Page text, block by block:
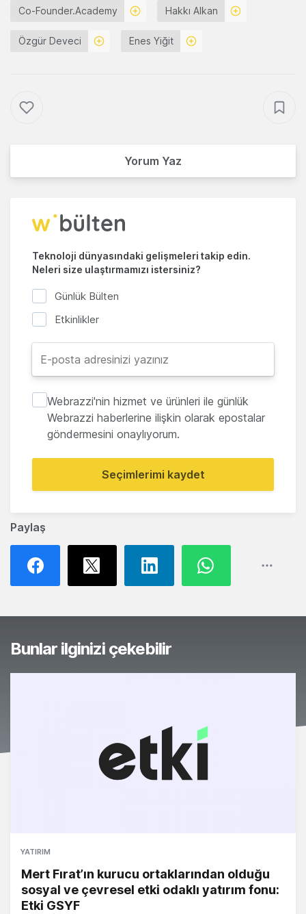
Paylaş
Co-Founder.Academy Hakkı Alkan
Özgür Deveci Enes Yiğit
Yorum Yaz
Teknoloji dünyasındaki gelişmeleri takip edin.
Neleri size ulaştırmamızı istersiniz?
Günlük Bülten
Etkinlikler
Webrazzi'nin hizmet ve ürünleri ile günlük
Webrazzi haberlerine ilişkin olarak epostalar
göndermesini onaylıyorum.
Seçimlerimi kaydet
Bunlar ilginizi çekebilir
YATIRIM
Mert Fırat’ın kurucu ortaklarından olduğu
sosyal ve çevresel etki odaklı yatırım fonu:
Etki GSYF